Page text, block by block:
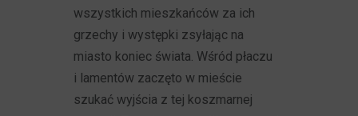
wszystkich mieszkańców za ich
grzechy i występki zsyłając na
miasto koniec świata. Wśród płaczu
i lamentów zaczęto w mieście
szukać wyjścia z tej koszmarnej